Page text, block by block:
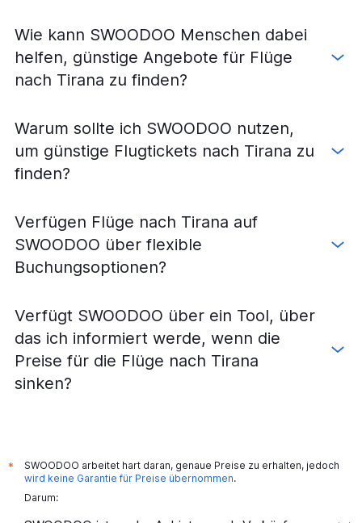
Wie kann SWOODOO Menschen dabei
helfen, günstige Angebote für Flüge
nach Tirana zu finden?
Warum sollte ich SWOODOO nutzen,
um günstige Flugtickets nach Tirana zu
finden?
Verfügen Flüge nach Tirana auf
SWOODOO über flexible
Buchungsoptionen?
Verfügt SWOODOO über ein Tool, über
das ich informiert werde, wenn die
Preise für die Flüge nach Tirana
sinken?
*
SWOODOO arbeitet hart daran, genaue Preise zu erhalten, jedoch
wird keine Garantie für Preise übernommen.
Darum: